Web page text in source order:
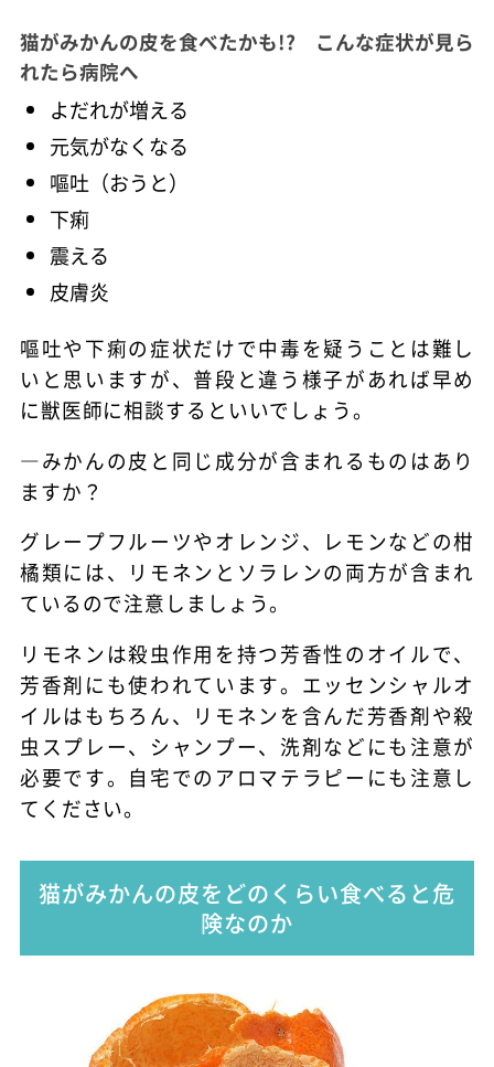
猫がみかんの皮を食べたかも!? こんな症状が見ら
れたら病院へ
よだれが増える
元気がなくなる
嘔吐（おうと）
下痢
震える
皮膚炎
嘔吐や下痢の症状だけで中毒を疑うことは難し
いと思いますが、普段と違う様子があれば早め
に獣医師に相談するといいでしょう。
―みかんの皮と同じ成分が含まれるものはあり
ますか？
グレープフルーツやオレンジ、レモンなどの柑
橘類には、リモネンとソラレンの両方が含まれ
ているので注意しましょう。
リモネンは殺虫作用を持つ芳香性のオイルで、
芳香剤にも使われています。エッセンシャルオ
イルはもちろん、リモネンを含んだ芳香剤や殺
虫スプレー、シャンプー、洗剤などにも注意が
必要です。自宅でのアロマテラピーにも注意し
てください。
猫がみかんの皮をどのくらい食べると危
険なのか